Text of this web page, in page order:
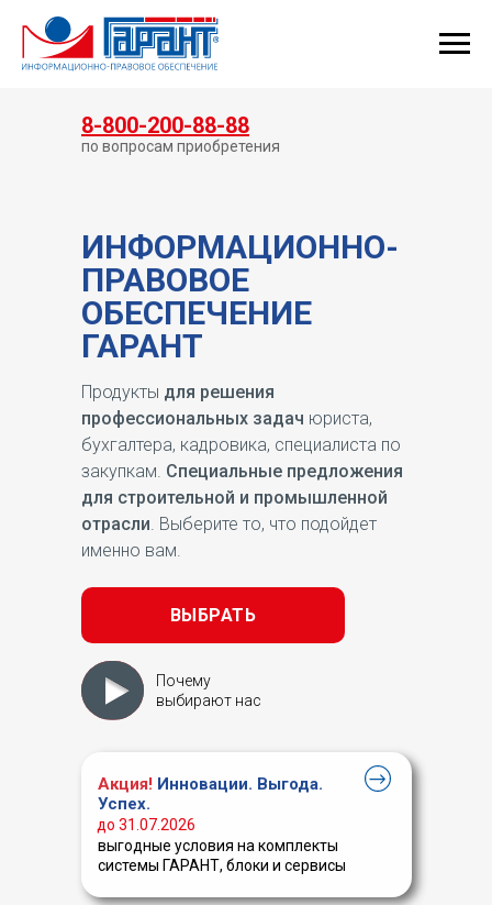
ИНФОРМАЦИОННО-
ПРАВОВОЕ
ОБЕСПЕЧЕНИЕ
ГАРАНТ
Продукты для решения
профессиональных задач юриста,
бухгалтера, кадровика, специалиста по
закупкам. Специальные предложения
для строительной и промышленной
отрасли. Выберите то, что подойдет
именно вам.
ВЫБРАТЬ
Почему
выбирают нас
Акция! Инновации. Выгода.
Успех.
выгодные условия на комплекты
системы ГАРАНТ, блоки и сервисы
до 31.07.2026
8-800-200-88-88
по вопросам приобретения